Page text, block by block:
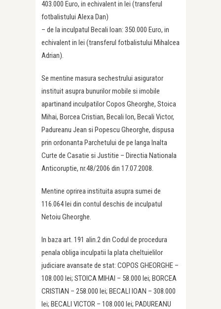
403.000 Euro, in echivalent in lei (transferul
fotbalistului Alexa Dan)
– de la inculpatul Becali Ioan: 350.000 Euro, in
echivalent in lei (transferul fotbalistului Mihalcea
Adrian).
Se mentine masura sechestrului asigurator
instituit asupra bunurilor mobile si imobile
apartinand inculpatilor Copos Gheorghe, Stoica
Mihai, Borcea Cristian, Becali Ion, Becali Victor,
Padureanu Jean si Popescu Gheorghe, dispusa
prin ordonanta Parchetului de pe langa Inalta
Curte de Casatie si Justitie – Directia Nationala
Anticoruptie, nr.48/2006 din 17.07.2008.
Mentine oprirea instituita asupra sumei de
116.064 lei din contul deschis de inculpatul
Netoiu Gheorghe.
In baza art. 191 alin.2 din Codul de procedura
penala obliga inculpatii la plata cheltuielilor
judiciare avansate de stat: COPOS GHEORGHE –
108.000 lei; STOICA MIHAI – 58.000 lei; BORCEA
CRISTIAN – 258.000 lei; BECALI IOAN – 308.000
lei; BECALI VICTOR – 108.000 lei; PADUREANU